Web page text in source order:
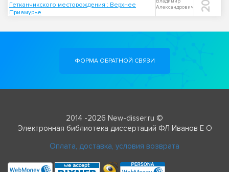
Гетканчикского месторождения : Верхнее
Приамурье
Владимир
Александрович
ФОРМА ОБРАТНОЙ СВЯЗИ
2014 -2026 New-disser.ru ©
Электронная библиотека диссертаций ФЛ Иванов Е О
Оплата, доставка, условия возврата